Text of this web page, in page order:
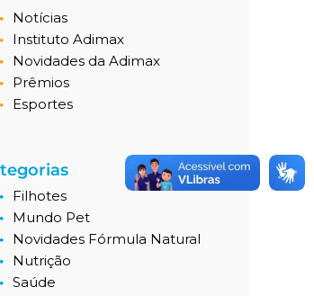
Notícias
Instituto Adimax
Novidades da Adimax
Prêmios
Esportes
Filhotes
Mundo Pet
Novidades Fórmula Natural
Nutrição
Saúde